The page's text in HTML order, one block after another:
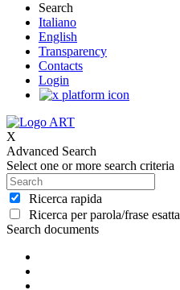
Search
Italiano
English
Transparency
Contacts
Login
X
Advanced Search
Select one or more search criteria
Ricerca rapida
Ricerca per parola/frase esatta
Search documents